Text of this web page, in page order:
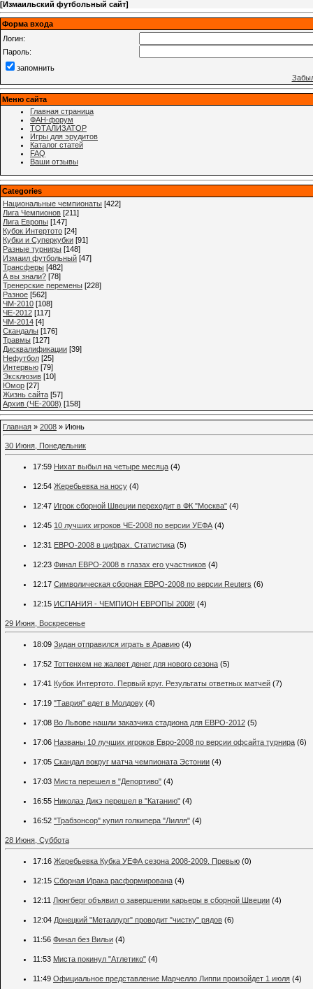
[Измаильский футбольный сайт]
Форма входа
Логин:
Пароль:
запомнить
Меню сайта
Главная страница
ФАН-форум
ТОТАЛИЗАТОР
Игры для эрудитов
Каталог статей
FAQ
Ваши отзывы
Categories
Национальные чемпионаты [422]
Лига Чемпионов [211]
Лига Европы [147]
Кубок Интертото [24]
Кубки и Суперкубки [91]
Разные турниры [148]
Измаил футбольный [47]
Трансферы [482]
А вы знали? [78]
Тренерские перемены [228]
Разное [562]
ЧМ-2010 [108]
ЧЕ-2012 [117]
ЧМ-2014 [4]
Cкандалы [176]
Травмы [127]
Дисквалификации [39]
Нефутбол [25]
Интервью [79]
Эксклюзив [10]
Юмор [27]
Жизнь сайта [57]
Архив (ЧЕ-2008) [158]
Главная » 2008 » Июнь
30 Июня, Понедельник
17:59 Нихат выбыл на четыре месяца (4)
12:54 Жеребьевка на носу (4)
12:47 Игрок сборной Швеции переходит в ФК "Москва" (4)
12:45 10 лучших игроков ЧЕ-2008 по версии УЕФА (4)
12:31 ЕВРО-2008 в цифрах. Статистика (5)
12:23 Финал ЕВРО-2008 в глазах его участников (4)
12:17 Cимволическая сборная EВРО-2008 по версии Reuters (6)
12:15 ИСПАНИЯ - ЧЕМПИОН ЕВРОПЫ 2008! (4)
29 Июня, Воскресенье
18:09 Зидан отправился играть в Аравию (4)
17:52 Тоттенхем не жалеет денег для нового сезона (5)
17:41 Кубок Интертото. Первый круг. Результаты ответных матчей (7)
17:19 "Таврия" едет в Молдову (4)
17:08 Во Львове нашли заказчика стадиона для ЕВРО-2012 (5)
17:06 Названы 10 лучших игроков Евро-2008 по версии офсайта турнира (6)
17:05 Скандал вокруг матча чемпионата Эстонии (4)
17:03 Миста перешел в "Депортиво" (4)
16:55 Николаэ Дикэ перешел в "Катанию" (4)
16:52 "Трабзонсор" купил голкипера "Лилля" (4)
28 Июня, Суббота
17:16 Жеребьевка Кубка УЕФА сезона 2008-2009. Превью (0)
12:15 Сборная Ирака расформирована (4)
12:11 Люнгберг объявил о завершении карьеры в сборной Швеции (4)
12:04 Донецкий "Металлург" проводит "чистку" рядов (6)
11:56 Финал без Вильи (4)
11:53 Миста покинул "Атлетико" (4)
11:49 Официальное представление Марчелло Липпи произойдет 1 июля (4)